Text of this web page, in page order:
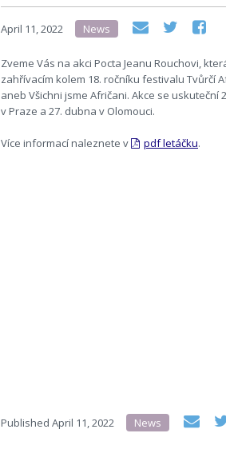
April 11, 2022 News
Zveme Vás na akci Pocta Jeanu Rouchovi,
zahřívacím kolem 18. ročníku festivalu Tvůrčí
aneb Všichni jsme Afričani. Akce se uskuteční
v Praze a 27. dubna v Olomouci.
Více informací naleznete v pdf letáčku.
Published April 11, 2022 News